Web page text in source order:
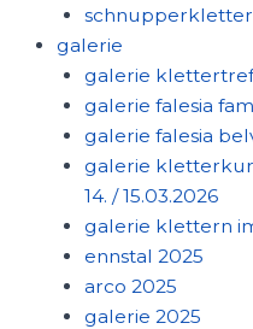
galerie
galerie
galerie falesia
galerie falesia
galerie
14. / 15.03.2026
galerie klettern
ennstal 2025
arco 2025
galerie 2025